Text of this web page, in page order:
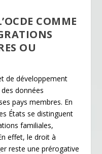
COMME
OU
de développement
données
pays membres. En
États se distinguent
familiales,
effet, le droit à
reste une prérogative